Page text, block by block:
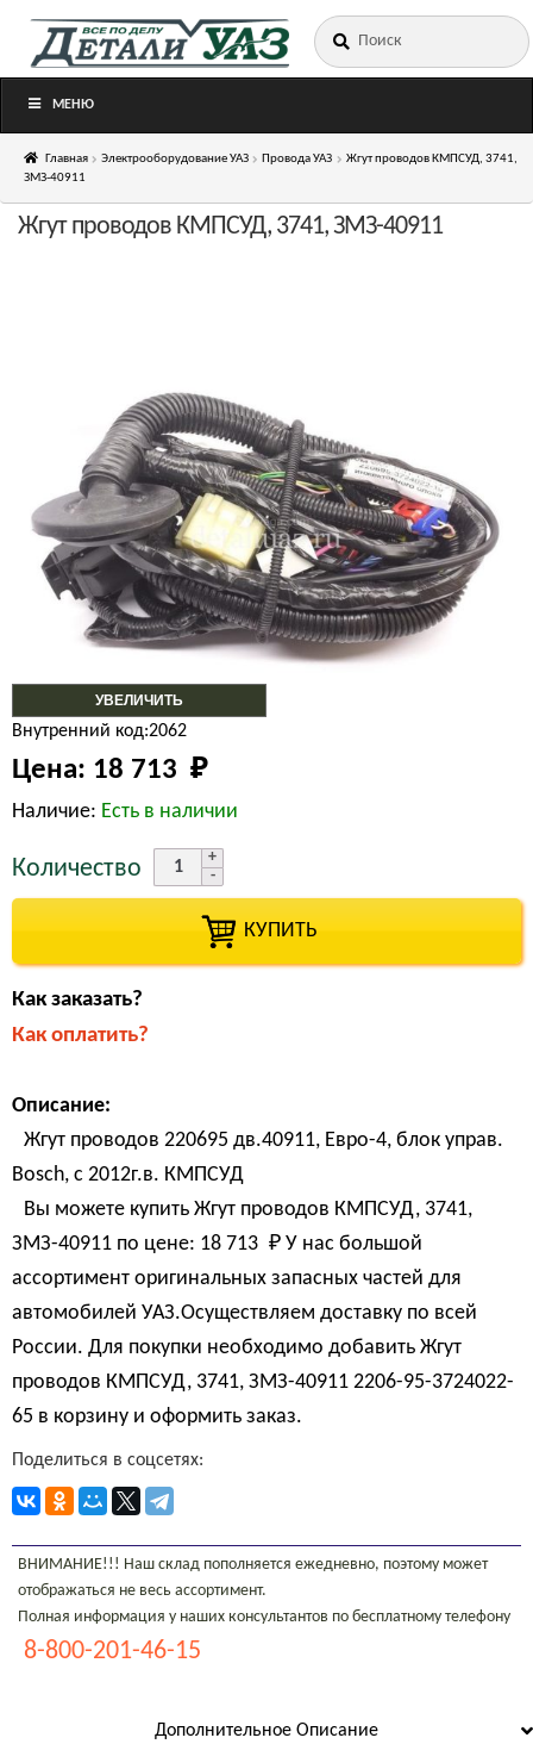
Перейти
Перейти
Искать:
МЕНЮ
Главная Электрооборудование УАЗ Провода УАЗ
Жгут проводов КМПСУД, 3741,
ЗМЗ-40911
УВЕЛИЧИТЬ
Жгут проводов КМПСУД, 3741, ЗМЗ-40911
Внутренний код:2062
Цена: 18 713 ₽
Наличие: Есть в наличии
Количество
КУПИТЬ
Как заказать?
Как оплатить?
Описание:
Жгут проводов 220695 дв.40911, Евро-4, блок управ.
Bosch, с 2012г.в. КМПСУД
Вы можете купить Жгут проводов КМПСУД, 3741,
ЗМЗ-40911 по цене: 18 713 ₽ У нас большой
ассортимент оригинальных запасных частей для
автомобилей УАЗ.Осуществляем доставку по всей
России. Для покупки необходимо добавить Жгут
проводов КМПСУД, 3741, ЗМЗ-40911 2206-95-3724022-
65 в корзину и оформить заказ.
Поделиться в соцсетях:
ВНИМАНИЕ!!! Наш склад пополняется ежедневно, поэтому может
отображаться не весь ассортимент.
Полная информация у наших консультантов по бесплатному телефону
8-800-201-46-15
Дополнительное Описание